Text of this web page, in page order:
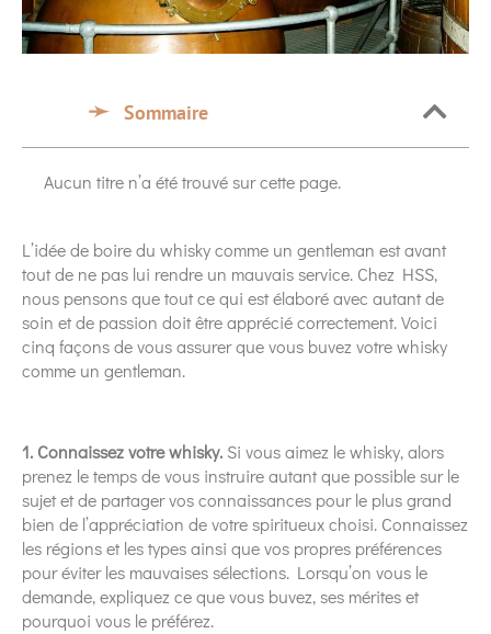
Sommaire
Aucun titre n’a été trouvé sur cette page.
L’idée de boire du whisky comme un gentleman est avant
tout de ne pas lui rendre un mauvais service. Chez HSS,
nous pensons que tout ce qui est élaboré avec autant de
soin et de passion doit être apprécié correctement. Voici
cinq façons de vous assurer que vous buvez votre whisky
comme un gentleman.
1. Connaissez votre whisky. Si vous aimez le whisky, alors
prenez le temps de vous instruire autant que possible sur le
sujet et de partager vos connaissances pour le plus grand
bien de l’appréciation de votre spiritueux choisi. Connaissez
les régions et les types ainsi que vos propres préférences
pour éviter les mauvaises sélections. Lorsqu’on vous le
demande, expliquez ce que vous buvez, ses mérites et
pourquoi vous le préférez.